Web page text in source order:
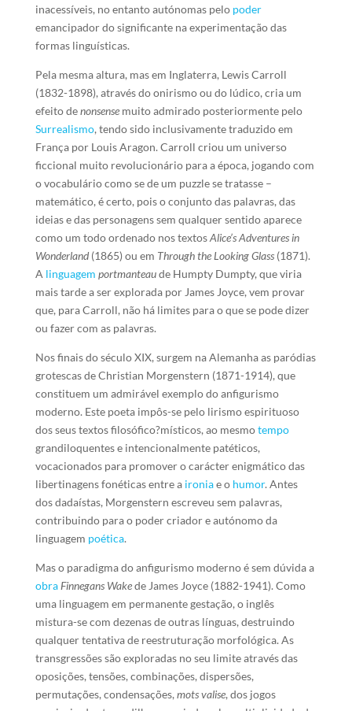
inacessíveis, no entanto autónomas pelo poder
emancipador do significante na experimentação das
formas linguísticas.
Pela mesma altura, mas em Inglaterra, Lewis Carroll
(1832-1898), através do onirismo ou do lúdico, cria um
efeito denonsensemuito admirado posteriormente pelo
Surrealismo, tendo sido inclusivamente traduzido em
França por Louis Aragon. Carroll criou um universo
ficcional muito revolucionário para a época, jogando com
o vocabulário como se de um puzzle se tratasse –
matemático, é certo, pois o conjunto das palavras, das
ideias e das personagens sem qualquer sentido aparece
como um todo ordenado nos textosAlice’s Adventures in
Wonderland(1865) ou em Through the Looking Glass(1871).
A linguagem portmanteaude Humpty Dumpty, que viria
mais tarde a ser explorada por James Joyce, vem provar
que, para Carroll, não há limites para o que se pode dizer
ou fazer com as palavras.
Nos finais do século XIX, surgem na Alemanha as paródias
grotescas de Christian Morgenstern (1871-1914), que
constituem um admirável exemplo do anfigurismo
moderno. Este poeta impôs-se pelo lirismo espirituoso
dos seus textos filosófico?místicos, ao mesmotempo
grandiloquentes e intencionalmente patéticos,
vocacionados para promover o carácter enigmático das
libertinagens fonéticas entre a ironiae o humor. Antes
dos dadaístas, Morgenstern escreveu sem palavras,
contribuindo para o poder criador e autónomo da
linguagem poética.
Mas o paradigma do anfigurismo moderno é sem dúvida a
obra Finnegans Wakede James Joyce (1882-1941). Como
uma linguagem em permanente gestação, o inglês
mistura-se com dezenas de outras línguas, destruindo
qualquer tentativa de reestruturação morfológica. As
transgressões são exploradas no seu limite através das
oposições, tensões, combinações, dispersões,
permutações, condensações, mots valise, dos jogos